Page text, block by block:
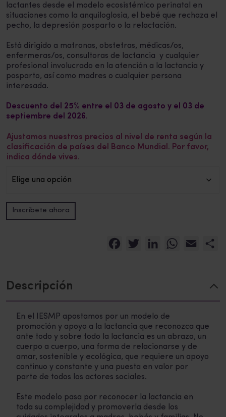
lactantes desde el modelo ecosistémico perinatal en
situaciones como la anquiloglosia, el bebé que rechaza el
pecho, la depresión posparto o la relactación.
Está dirigido a matronas, obstetras, médicas/os,
enfermeras/os, consultoras de lactancia y cualquier
profesional involucrado en la atención a la lactancia y
posparto, así como madres o cualquier persona
interesada.
Descuento del 25% entre el 03 de agosto y el 03 de
septiembre del 2026.
Ajustamos nuestros precios al nivel de renta según la
clasificación de países del Banco Mundial. Por favor,
indica dónde vives.
Lactancias
Inscríbete ahora
FacebookTwitterLinkedInWhatsApp
Email
Descripción
En el IESMP apostamos por un modelo de
promoción y apoyo a la lactancia que reconozca que
ante todo y sobre todo la lactancia es un abrazo, un
cuerpo a cuerpo, una forma de relacionarse y de
amar, sostenible y ecológica, que requiere un apoyo
continuo y constante y una puesta en valor por
parte de todos los actores sociales.
Este modelo pasa por reconocer la lactancia en
toda su complejidad y promoverla desde los